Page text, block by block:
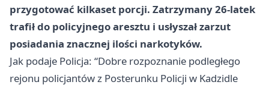
przygotować kilkaset porcji. Zatrzymany 26-latek
trafił do policyjnego aresztu i usłyszał zarzut
posiadania znacznej ilości narkotyków.
Jak podaje Policja: “Dobre rozpoznanie podległego
rejonu policjantów z Posterunku Policji w Kadzidle